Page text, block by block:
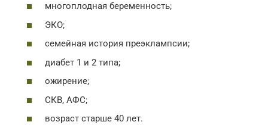
многоплодная беременность;
ЭКО;
cемейная история преэклампсии;
диабет 1 и 2 типа;
ожирение;
СКВ, АФС;
возраст старше 40 лет.